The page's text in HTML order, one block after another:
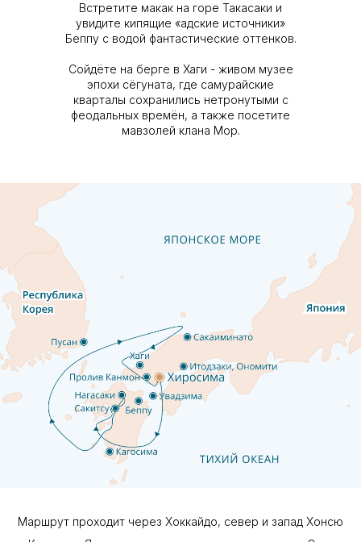
Встретите макак на горе Такасаки и
увидите кипящие «адские источники»
Беппу с водой фантастические оттенков.
Сойдёте на берге в Хаги - живом музее
эпохи сёгуната, где самурайские
кварталы сохранились нетронутыми с
феодальных времён, а также посетите
мавзолей клана Мор.
Маршрут проходит через Хоккайдо, север и запад Хонсю